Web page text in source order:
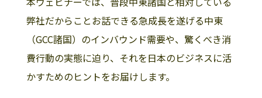
弊社だからことお話できる急成長を遂げる中東
（GCC諸国）のインバウンド需要や、驚くべき消
費行動の実態に迫り、それを日本のビジネスに活
かすためのヒントをお届けします。